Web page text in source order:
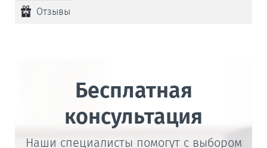
Отзывы
Бесплатная
консультация
Наши специалисты помогут с выбором